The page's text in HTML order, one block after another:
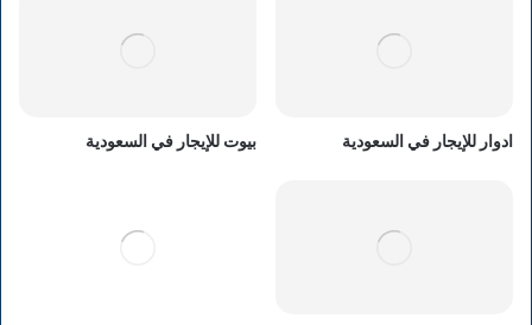
ادوار للإيجار في السعودية بيوت للإيجار في السعودية